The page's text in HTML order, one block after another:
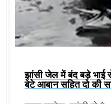
झांसी जेल में बंद बड़े भाई
बेटे आबान सहित दो की